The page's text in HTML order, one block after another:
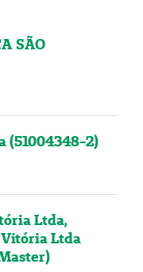
SÃO
(51004348-2)
Ltda,
Ltda